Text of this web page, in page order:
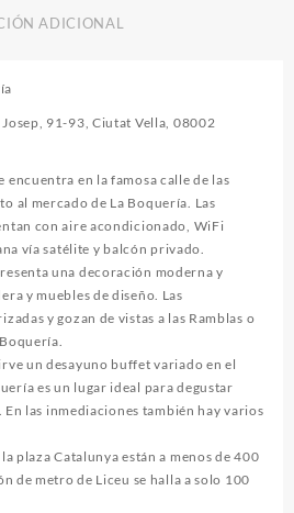
ADICIONAL
91-93, Ciutat Vella, 08002
encuentra en la famosa calle de las
al mercado de La Boquería. Las
con aire acondicionado, WiFi
vía satélite y balcón privado.
una decoración moderna y
y muebles de diseño. Las
y gozan de vistas a las Ramblas o
un desayuno buffet variado en el
es un lugar ideal para degustar
las inmediaciones también hay varios
plaza Catalunya están a menos de 400
de metro de Liceu se halla a solo 100